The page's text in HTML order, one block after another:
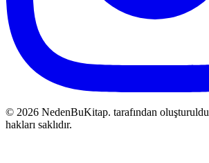
© 2026 NedenBuKitap. tarafından oluşturuldu
hakları saklıdır.